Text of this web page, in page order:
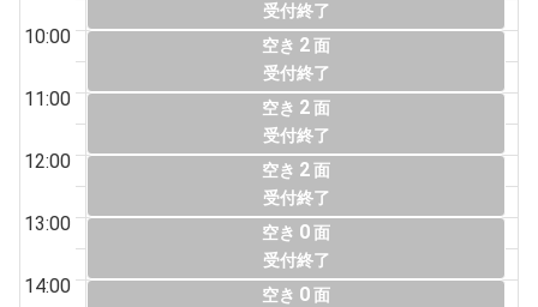
10:00
11:00
12:00
13:00
14:00
受付終了
空き 2面
受付終了
空き 2面
受付終了
空き 2面
受付終了
空き 0面
受付終了
空き 0面